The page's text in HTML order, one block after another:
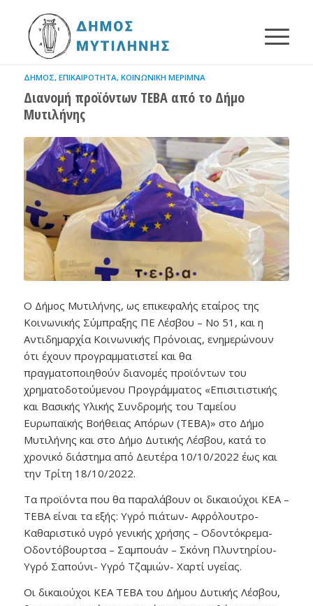
ΔΉΜΟΣ, ΕΠΙΚΑΙΡΌΤΗΤΑ, ΚΟΙΝΩΝΙΚΉ ΜΈΡΙΜΝΑ
Διανομή προϊόντων ΤΕΒΑ από το Δήμο
Μυτιλήνης
Ο Δήμος Μυτιλήνης, ως επικεφαλής εταίρος της
Κοινωνικής Σύμπραξης ΠΕ Λέσβου – Νο 51, και η
Αντιδημαρχία Κοινωνικής Πρόνοιας, ενημερώνουν
ότι έχουν προγραμματιστεί και θα
πραγματοποιηθούν διανομές προϊόντων του
χρηματοδοτούμενου Προγράμματος «Επισιτιστικής
και Βασικής Υλικής Συνδρομής του Ταμείου
Ευρωπαϊκής Βοήθειας Απόρων (TEBA)» στο Δήμο
Μυτιλήνης και στο Δήμο Δυτικής Λέσβου, κατά το
χρονικό διάστημα από Δευτέρα 10/10/2022 έως και
την Τρίτη 18/10/2022.
Τα προϊόντα που θα παραλάβουν οι δικαιούχοι ΚΕΑ –
ΤΕΒΑ είναι τα εξής: Υγρό πιάτων- Αφρόλουτρο-
Καθαριστικό υγρό γενικής χρήσης – Οδοντόκρεμα-
Οδοντόβουρτσα – Σαμπουάν – Σκόνη Πλυντηρίου-
Υγρό Σαπούνι- Υγρό Τζαμιών- Χαρτί υγείας.
Οι δικαιούχοι ΚΕΑ ΤΕΒΑ του Δήμου Δυτικής Λέσβου,